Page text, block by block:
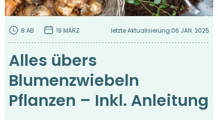
8 AB 19 MÄRZ letzte Aktualisierung:06 JAN. 2025
Alles übers
Blumenzwiebeln
Pflanzen – Inkl. Anleitung